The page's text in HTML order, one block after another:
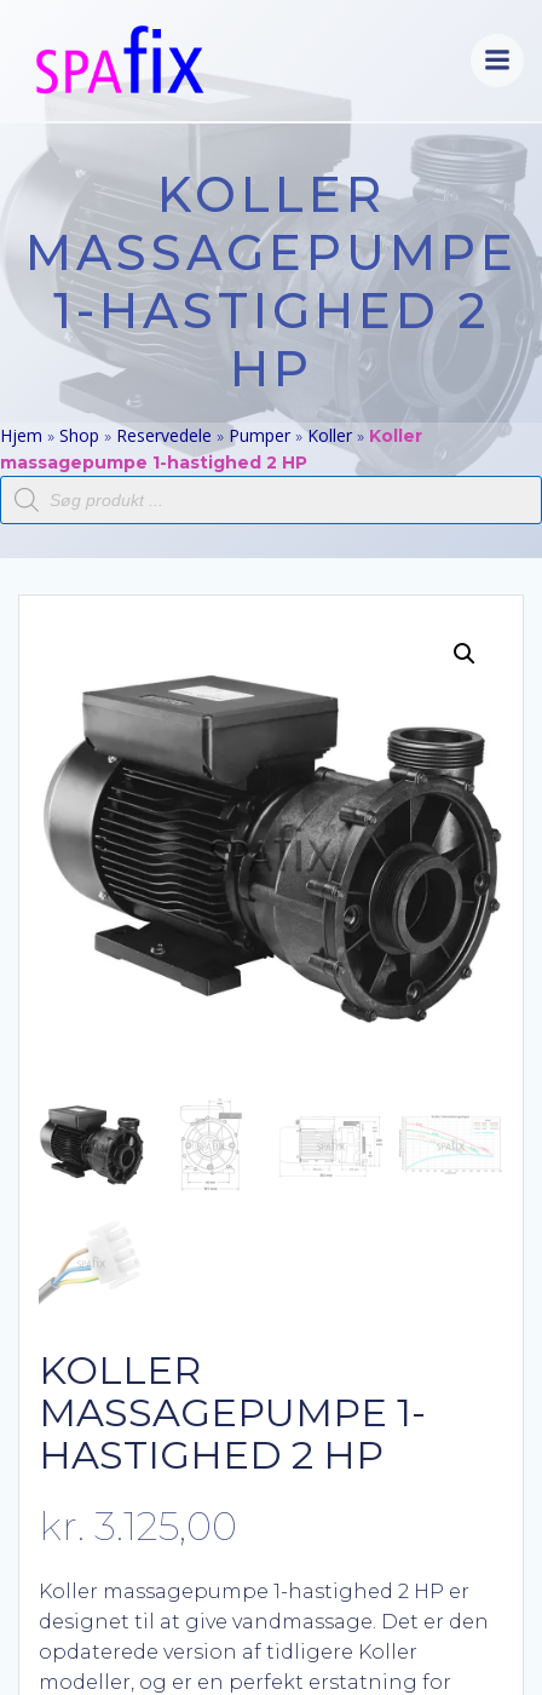
indhold
KOLLER
MASSAGEPUMPE
1-HASTIGHED 2
HP
Hjem » Shop » Reservedele » Pumper »Koller» Koller
massagepumpe 1-hastighed 2 HP
Products
search
KOLLER
MASSAGEPUMPE 1-
HASTIGHED 2 HP
kr. 3.125,00
Koller massagepumpe 1-hastighed 2 HP er
designet til at give vandmassage. Det er den
opdaterede version af tidligere Koller
modeller, og er en perfekt erstatning for